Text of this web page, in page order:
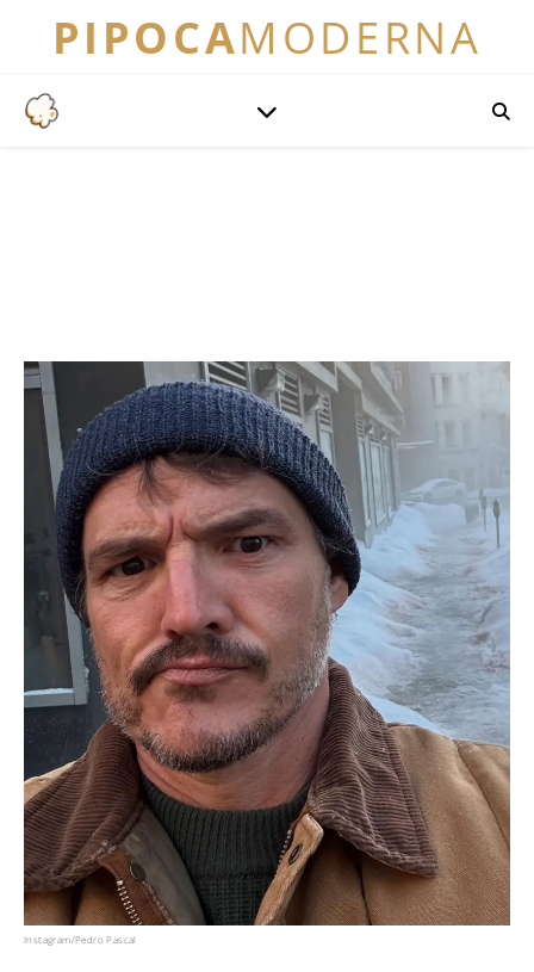
PIPOCAMODERNA
Instagram/Pedro Pascal